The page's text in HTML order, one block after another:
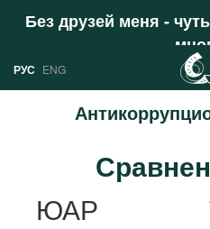
Без друзей меня -
РУС ENG
Аналитика
ЮАР